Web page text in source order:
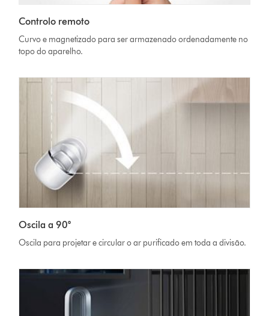
Controlo remoto
Curvo e magnetizado para ser armazenado ordenadamente no
topo do aparelho.
Oscila a 90°
Oscila para projetar e circular o ar purificado em toda a divisão.